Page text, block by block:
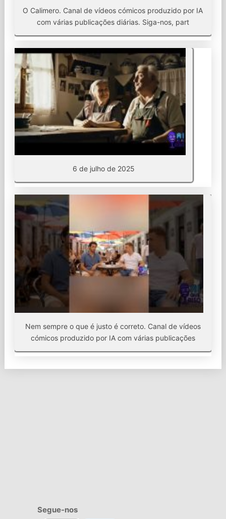
O Calimero. Canal de vídeos cómicos produzido por IA
com várias publicações diárias. Siga-nos, part
6 de julho de 2025
Nem sempre o que é justo é correto. Canal de vídeos
cómicos produzido por IA com várias publicações
Segue-nos